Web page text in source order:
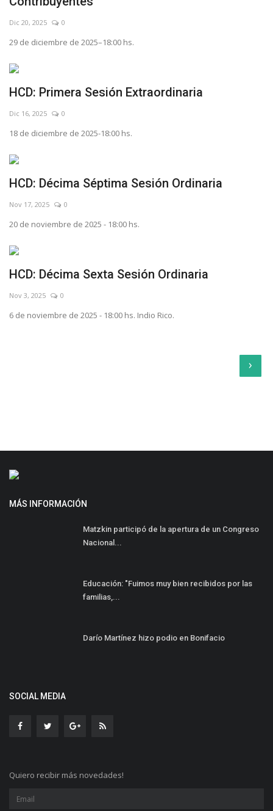
Dic 20, 2025 0
29 de diciembre de 2025–18:00 hs.
HCD: Primera Sesión Extraordinaria
Dic 16, 2025 0
18 de diciembre de 2025-18:00 hs.
HCD: Décima Séptima Sesión Ordinaria
Nov 17, 2025 0
20 de noviembre de 2025 - 18:00 hs.
HCD: Décima Sexta Sesión Ordinaria
Nov 3, 2025 0
6 de noviembre de 2025 - 18:00 hs. Indio Rico.
›
MÁS INFORMACIÓN
Matzkin participó de la apertura de un Congreso
Nacional...
Educación: "Fuimos muy bien recibidos por las
familias,...
Darío Martínez hizo podio en Bonifacio
SOCIAL MEDIA
Quiero recibir más novedades!